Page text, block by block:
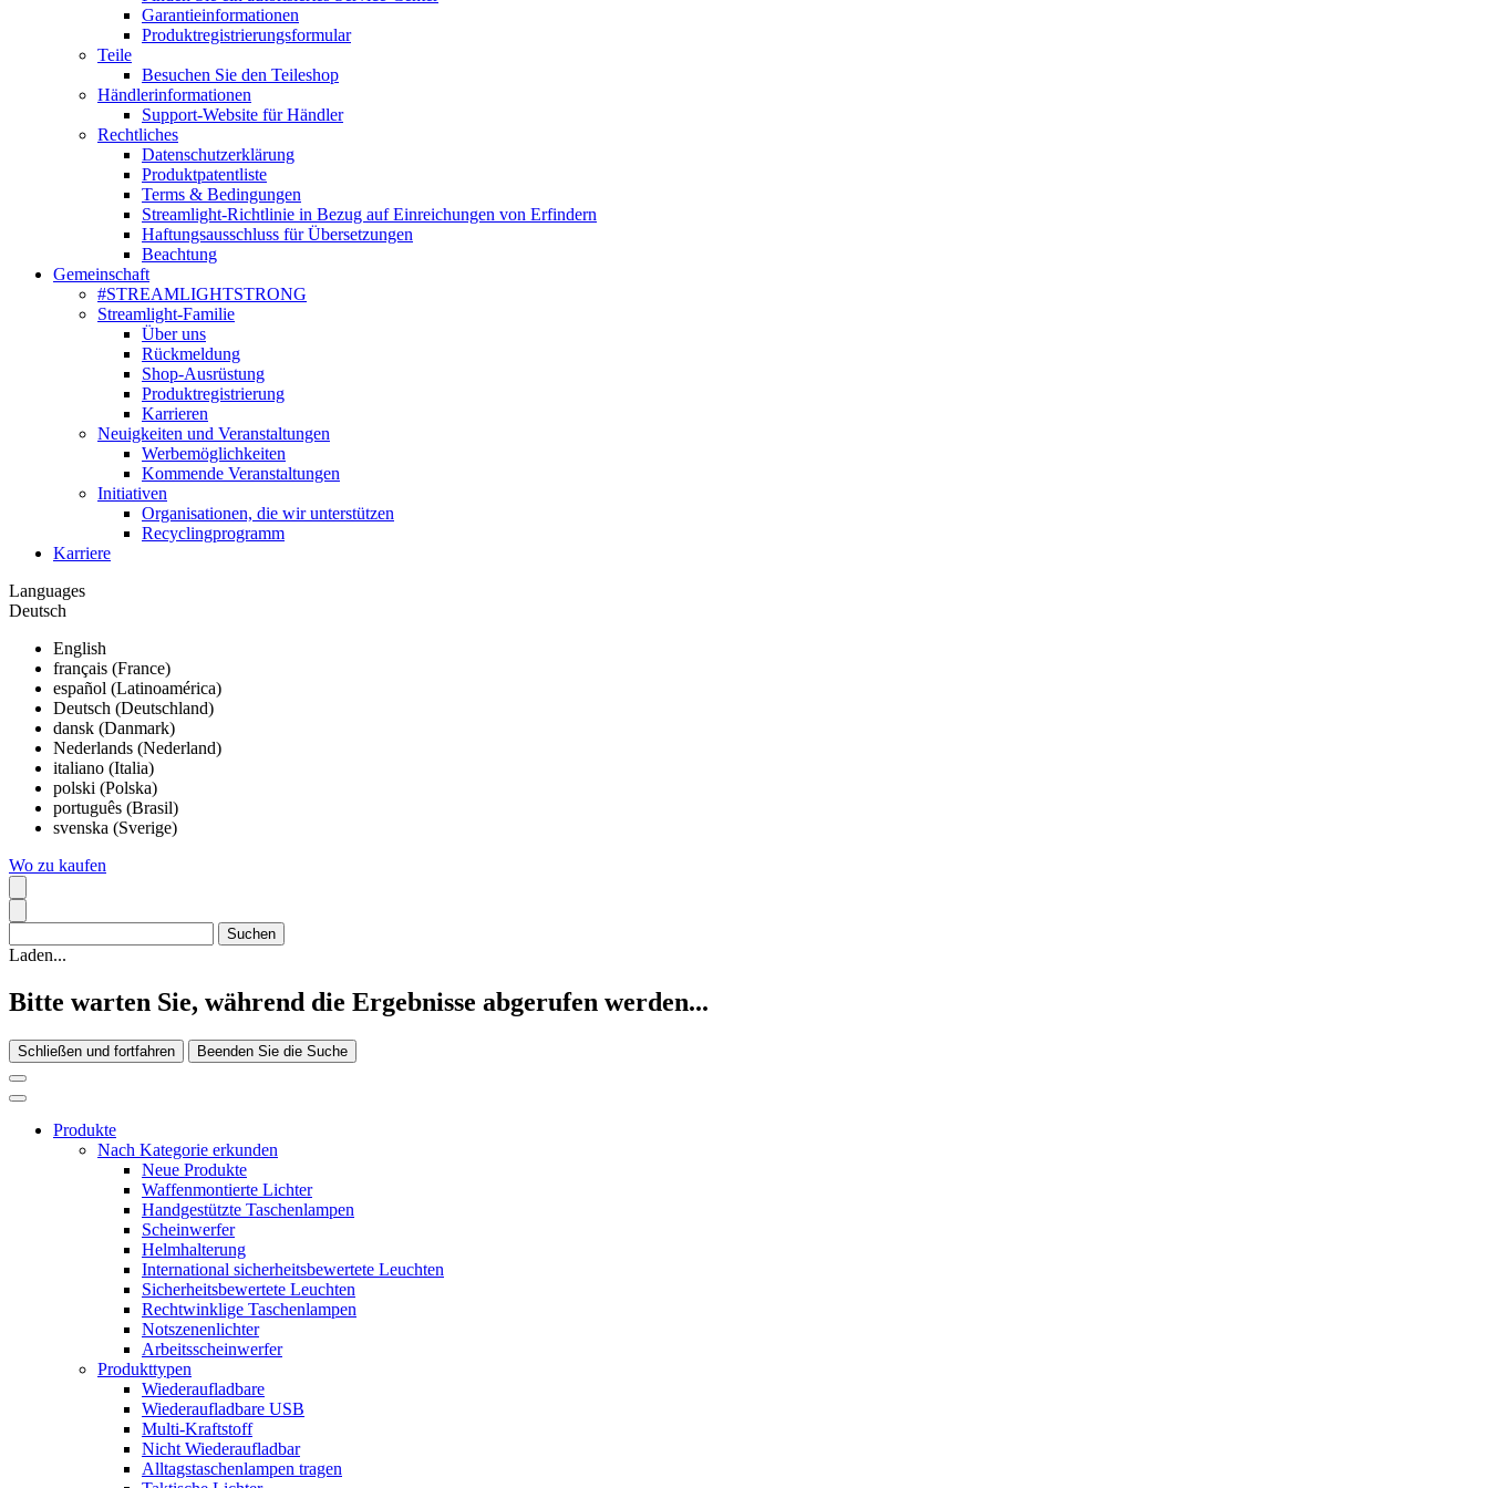
Garantieinformationen
Produktregistrierungsformular
Teile
Besuchen Sie den Teileshop
Händlerinformationen
Support-Website für Händler
Rechtliches
Datenschutzerklärung
Produktpatentliste
Terms & Bedingungen
Streamlight-Richtlinie in Bezug auf Einreichungen von Erfindern
Haftungsausschluss für Übersetzungen
Beachtung
Gemeinschaft
#STREAMLIGHTSTRONG
Streamlight-Familie
Über uns
Rückmeldung
Shop-Ausrüstung
Produktregistrierung
Karrieren
Neuigkeiten und Veranstaltungen
Werbemöglichkeiten
Kommende Veranstaltungen
Initiativen
Organisationen, die wir unterstützen
Recyclingprogramm
Karriere
Languages
Deutsch
English
français (France)
español (Latinoamérica)
Deutsch (Deutschland)
dansk (Danmark)
Nederlands (Nederland)
italiano (Italia)
polski (Polska)
português (Brasil)
svenska (Sverige)
Wo zu kaufen
Laden...
Bitte warten Sie, während die Ergebnisse abgerufen werden...
Schließen und fortfahren Beenden Sie die Suche
Produkte
Nach Kategorie erkunden
Neue Produkte
Waffenmontierte Lichter
Handgestützte Taschenlampen
Scheinwerfer
Helmhalterung
International sicherheitsbewertete Leuchten
Sicherheitsbewertete Leuchten
Rechtwinklige Taschenlampen
Notszenenlichter
Arbeitsscheinwerfer
Produkttypen
Wiederaufladbare
Wiederaufladbare USB
Multi-Kraftstoff
Nicht Wiederaufladbar
Alltagstaschenlampen tragen